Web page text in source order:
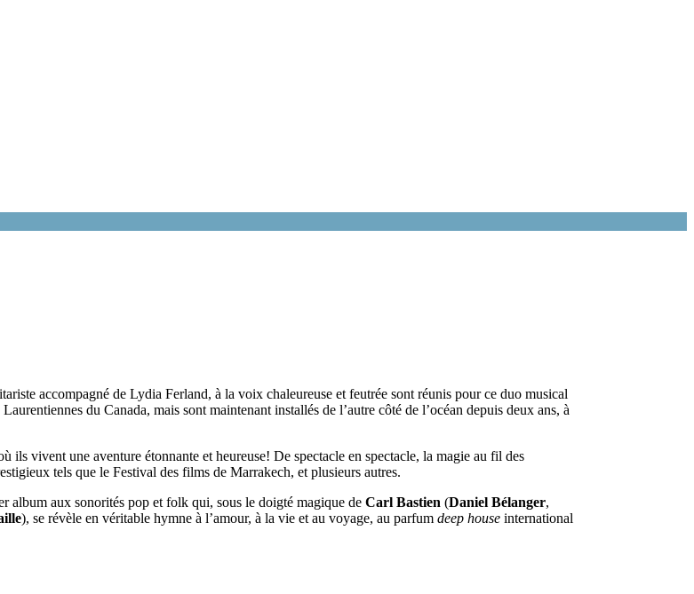
accompagné de Lydia Ferland, à la voix chaleureuse et feutrée sont réunis pour ce duo musical
du Canada, mais sont maintenant installés de l’autre côté de l’océan depuis deux ans, à
ils vivent une aventure étonnante et heureuse! De spectacle en spectacle, la magie au fil des
tels que le Festival des films de Marrakech, et plusieurs autres.
album aux sonorités pop et folk qui, sous le doigté magique de Carl Bastien (Daniel Bélanger,
), se révèle en véritable hymne à l’amour, à la vie et au voyage, au parfum deep house international